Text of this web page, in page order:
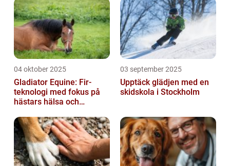
04 oktober 2025
Gladiator Equine: Fir-
teknologi med fokus på
hästars hälsa och
03 september 2025
Upptäck glädjen med en
skidskola i Stockholm